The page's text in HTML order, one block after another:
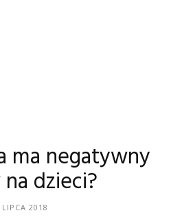
ma negatywny
dzieci?
LIPCA 2018